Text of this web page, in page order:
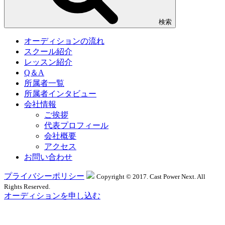
検索
オーディションの流れ
スクール紹介
レッスン紹介
Q＆A
所属者一覧
所属者インタビュー
会社情報
ご挨拶
代表プロフィール
会社概要
アクセス
お問い合わせ
プライバシーポリシー
Copyright © 2017. Cast Power Next. All
Rights Reserved.
オーディションを申し込む